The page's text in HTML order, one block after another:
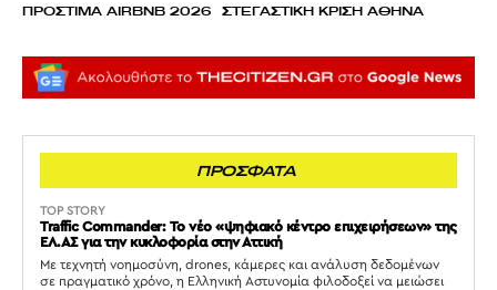
ΠΡΟΣΤΙΜΑ AIRBNB 2026
ΣΤΕΓΑΣΤΙΚΗ ΚΡΙΣΗ ΑΘΗΝΑ
ΠΡΟΣΦΑΤΑ
TOP STORY
Traffic Commander: Το νέο «ψηφιακό κέντρο επιχειρήσεων» της
ΕΛ.ΑΣ για την κυκλοφορία στην Αττική
Με τεχνητή νοημοσύνη, drones, κάμερες και ανάλυση δεδομένων
σε πραγματικό χρόνο, η Ελληνική Αστυνομία φιλοδοξεί να μειώσει